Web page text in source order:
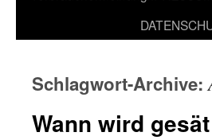
Schlagwort-Archive:
Wann wird